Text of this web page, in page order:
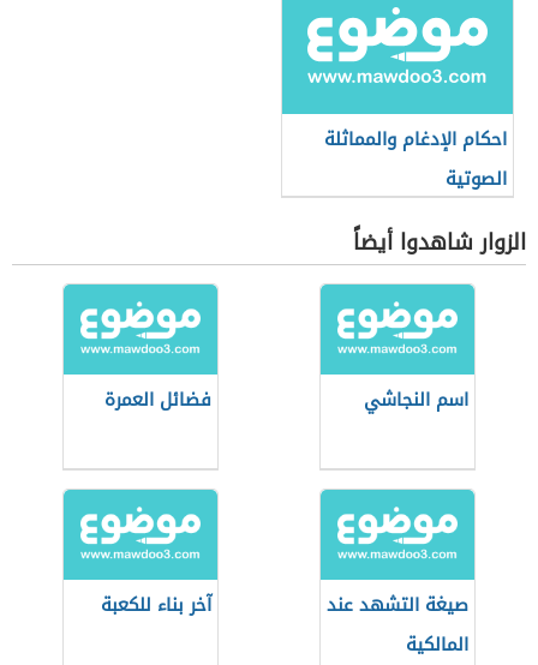
احكام الإدغام والمماثلة
الصوتية
الزوار شاهدوا أيضاً
اسم النجاشي فضائل العمرة
صيغة التشهد عند
المالكية
آخر بناء للكعبة